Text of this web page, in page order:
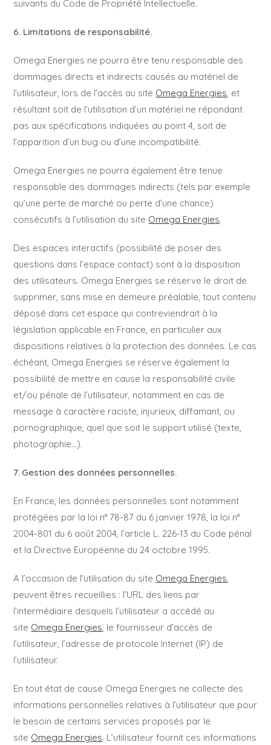
suivants du Code de Propriété Intellectuelle.
6. Limitations de responsabilité.
Omega Energies ne pourra être tenu responsable des
dommages directs et indirects causés au matériel de
l’utilisateur, lors de l’accès au site Omega Energies, et
résultant soit de l’utilisation d’un matériel ne répondant
pas aux spécifications indiquées au point 4, soit de
l’apparition d’un bug ou d’une incompatibilité.
Omega Energies ne pourra également être tenue
responsable des dommages indirects (tels par exemple
qu’une perte de marché ou perte d’une chance)
consécutifs à l’utilisation du site Omega Energies.
Des espaces interactifs (possibilité de poser des
questions dans l’espace contact) sont à la disposition
des utilisateurs. Omega Energies se réserve le droit de
supprimer, sans mise en demeure préalable, tout contenu
déposé dans cet espace qui contreviendrait à la
législation applicable en France, en particulier aux
dispositions relatives à la protection des données. Le cas
échéant, Omega Energies se réserve également la
possibilité de mettre en cause la responsabilité civile
et/ou pénale de l’utilisateur, notamment en cas de
message à caractère raciste, injurieux, diffamant, ou
pornographique, quel que soit le support utilisé (texte,
photographie…).
7. Gestion des données personnelles.
En France, les données personnelles sont notamment
protégées par la loi n° 78-87 du 6 janvier 1978, la loi n°
2004-801 du 6 août 2004, l’article L. 226-13 du Code pénal
et la Directive Européenne du 24 octobre 1995.
A l’occasion de l’utilisation du site Omega Energies,
peuvent êtres recueillies : l’URL des liens par
l’intermédiaire desquels l’utilisateur a accédé au
site Omega Energies, le fournisseur d’accès de
l’utilisateur, l’adresse de protocole Internet (IP) de
l’utilisateur.
En tout état de cause Omega Energies ne collecte des
informations personnelles relatives à l’utilisateur que pour
le besoin de certains services proposés par le
site Omega Energies. L’utilisateur fournit ces informations